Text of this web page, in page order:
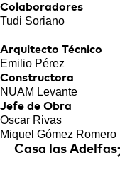
Colaboradores
Tudi Soriano
Arquitecto Técnico
Emilio Pérez
Constructora
NUAM Levante
Jefe de Obra
Oscar Rivas
Miquel Gómez Romero
Casa las Adelfas